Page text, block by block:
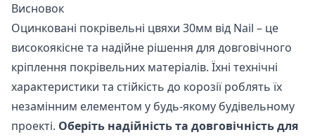
Висновок
Оцинковані покрівельні цвяхи 30мм від Nail – це
високоякісне та надійне рішення для довговічного
кріплення покрівельних матеріалів. Їхні технічні
характеристики та стійкість до корозії роблять їх
незамінним елементом у будь-якому будівельному
проекті. Оберіть надійність та довговічність для